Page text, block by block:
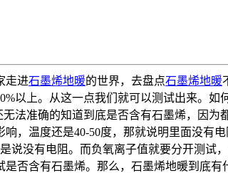
走进石墨烯地暖的世界，去盘点石墨烯地暖
以上。从这一点我们就可以测试出来。如
法准确的知道到底是否含有石墨烯，因为
，温度还是40-50度，那就说明里面没有
说没有电阻。而负氧离子值就要分开测试
否含有石墨烯。那么，石墨烯地暖到底有